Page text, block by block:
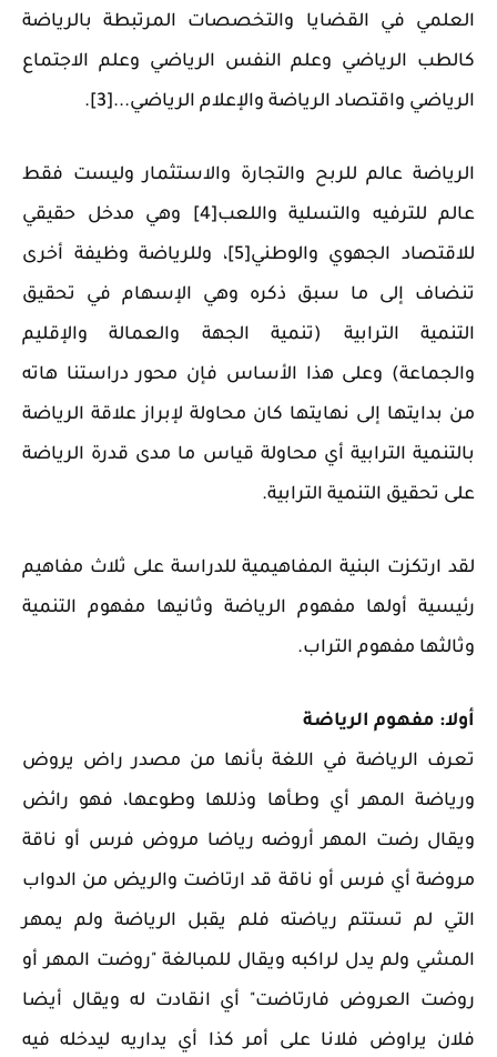
العلمي في القضايا والتخصصات المرتبطة بالرياضة
كالطب الرياضي وعلم النفس الرياضي وعلم الاجتماع
الرياضي واقتصاد الرياضة والإعلام الرياضي...[3].
الرياضة عالم للربح والتجارة والاستثمار وليست فقط
عالم للترفيه والتسلية واللعب[4] وهي مدخل حقيقي
للاقتصاد الجهوي والوطني[5]، وللرياضة وظيفة أخرى
تنضاف إلى ما سبق ذكره وهي الإسهام في تحقيق
التنمية الترابية (تنمية الجهة والعمالة والإقليم
والجماعة) وعلى هذا الأساس فإن محور دراستنا هاته
من بدايتها إلى نهايتها كان محاولة لإبراز علاقة الرياضة
بالتنمية الترابية أي محاولة قياس ما مدى قدرة الرياضة
على تحقيق التنمية الترابية.
لقد ارتكزت البنية المفاهيمية للدراسة على ثلاث مفاهيم
رئيسية أولها مفهوم الرياضة وثانيها مفهوم التنمية
وثالثها مفهوم التراب.
أولا: مفهوم الرياضة
تعرف الرياضة في اللغة بأنها من مصدر راض يروض
ورياضة المهر أي وطأها وذللها وطوعها، فهو رائض
ويقال رضت المهر أروضه رياضا مروض فرس أو ناقة
مروضة أي فرس أو ناقة قد ارتاضت والريض من الدواب
التي لم تستتم رياضته فلم يقبل الرياضة ولم يمهر
المشي ولم يدل لراكبه ويقال للمبالغة "روضت المهر أو
روضت العروض فارتاضت" أي انقادت له ويقال أيضا
فلان يراوض فلانا على أمر كذا أي يداريه ليدخله فيه